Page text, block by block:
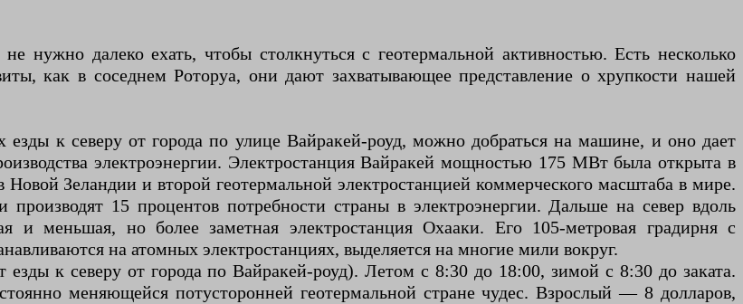
нужно далеко ехать, чтобы столкнуться с геотермальной активностью. Есть несколько
как в соседнем Роторуа, они дают захватывающее представление о хрупкости нашей
к северу от города по улице Вайракей-роуд, можно добраться на машине, и оно дает
электроэнергии. Электростанция Вайракей мощностью 175 МВт была открыта в
Новой Зеландии и второй геотермальной электростанцией коммерческого масштаба в мире.
15 процентов потребности страны в электроэнергии. Дальше на север вдоль
и меньшая, но более заметная электростанция Охааки. Его 105-метровая градирня с
на атомных электростанциях, выделяется на многие мили вокруг.
к северу от города по Вайракей-роуд). Летом с 8:30 до 18:00, зимой с 8:30 до заката.
меняющейся потусторонней геотермальной стране чудес. Взрослый — 8 долларов,